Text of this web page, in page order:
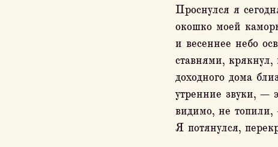
Проснулся я
окошко моей
и весеннее небо
ставнями,
доходного дома
утренние звуки, —
видимо, не топили,
Я потянулся,